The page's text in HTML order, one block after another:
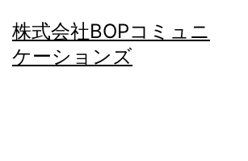
ン
テ
株式会社BOPコミュニ
ケーションズ